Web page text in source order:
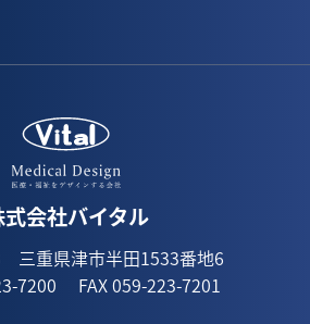
会社バイタル
三重県津市半田1533番地6
7200 FAX 059-223-7201